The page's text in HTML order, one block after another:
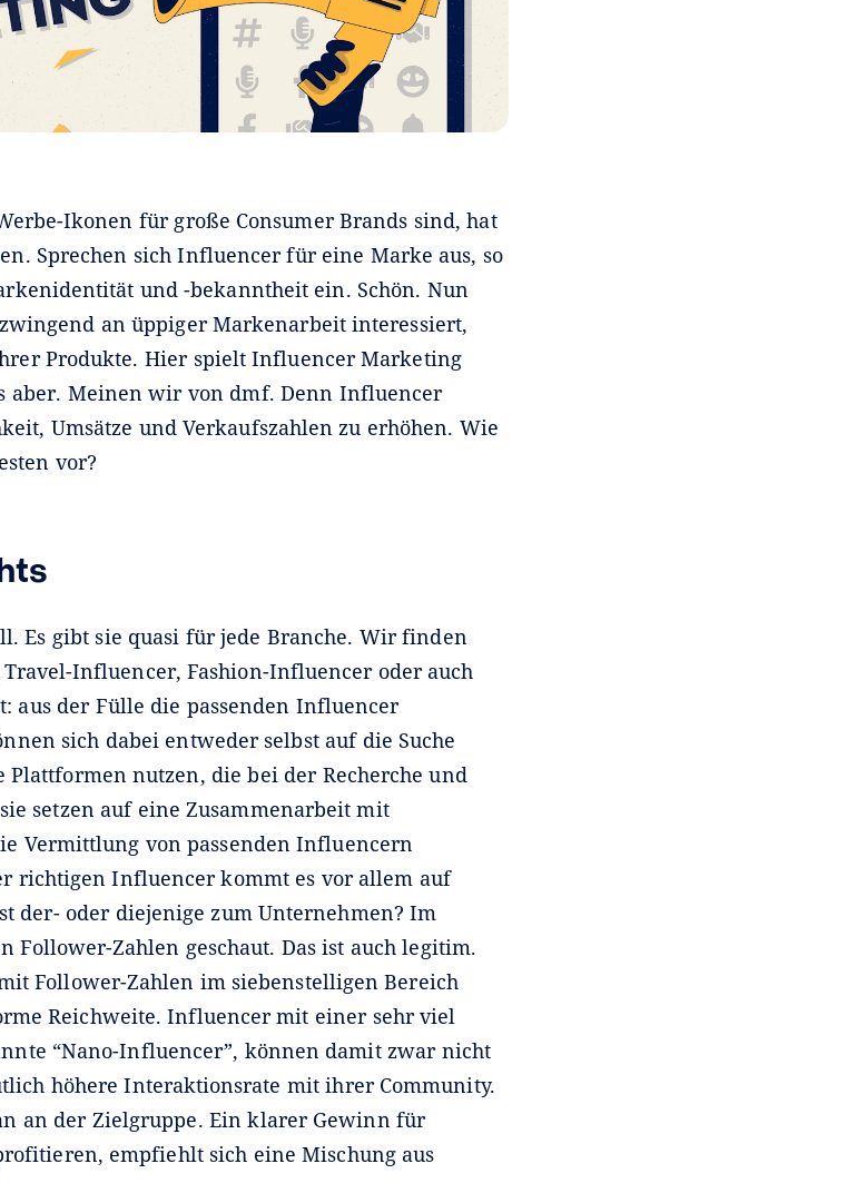
Ikonen für große Consumer Brands sind, hat
Sprechen sich Influencer für eine Marke aus, so
und -bekanntheit ein. Schön. Nun
an üppiger Markenarbeit interessiert,
Produkte. Hier spielt Influencer Marketing
aber. Meinen wir von dmf. Denn Influencer
Umsätze und Verkaufszahlen zu erhöhen. Wie
vor?
Es gibt sie quasi für jede Branche. Wir finden
Influencer, Fashion-Influencer oder auch
aus der Fülle die passenden Influencer
sich dabei entweder selbst auf die Suche
Plattformen nutzen, die bei der Recherche und
setzen auf eine Zusammenarbeit mit
Vermittlung von passenden Influencern
richtigen Influencer kommt es vor allem auf
der- oder diejenige zum Unternehmen? Im
Follower-Zahlen geschaut. Das ist auch legitim.
Follower-Zahlen im siebenstelligen Bereich
Reichweite. Influencer mit einer sehr viel
“Nano-Influencer”, können damit zwar nicht
höhere Interaktionsrate mit ihrer Community.
an der Zielgruppe. Ein klarer Gewinn für
empfiehlt sich eine Mischung aus